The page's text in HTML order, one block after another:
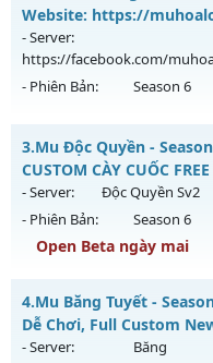
Mu mới ra tháng 08 2026
13h ngày 05/08/2626
Exp: 500x - Drop: 20%
Antihack: PRO
Website: https://
- Server:
https://facebook.com/
- Phiên Bản: Season 6
MU Hỏa Long 6.9 - 🌍
Mu mới ra tháng 07 2026
https://facebook.com/
29/07/2626
Exp: 9999x - Drop: 20%
Thể loại: Mu Nguyên bản
Antihack: XShield
3.Mu Độc Quyền -
CUSTOM CÀY CUỐC
- Server: Độc Quyền Sv2
- Phiên Bản:
Season 6
Open Beta ngày mai
Mu Độc Quyền - MU
Mu mới ra tháng 08 2026
13h ngày 07/08/2626
4.Mu Băng Tuyết -
Dễ Chơi, Full Custom
- Server: Băng